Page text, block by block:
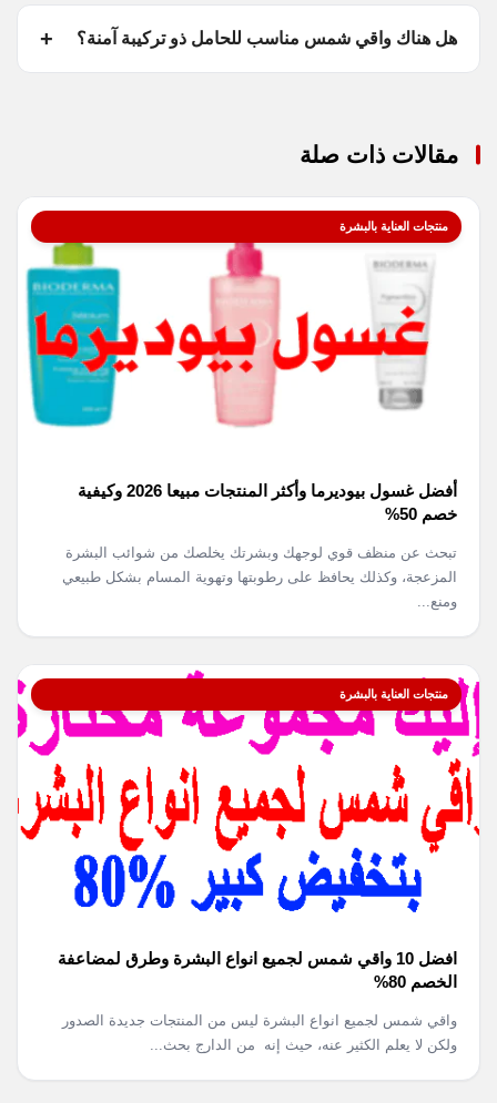
هل هناك واقي شمس مناسب للحامل ذو تركيبة آمنة؟
مقالات ذات صلة
منتجات العناية بالبشرة
أفضل غسول بيوديرما وأكثر المنتجات مبيعا 2026 وكيفية
خصم 50%
تبحث عن منظف قوي لوجهك وبشرتك يخلصك من شوائب البشرة
المزعجة، وكذلك يحافظ على رطوبتها وتهوية المسام بشكل طبيعي
ومنع...
منتجات العناية بالبشرة
افضل 10 واقي شمس لجميع انواع البشرة وطرق لمضاعفة
الخصم 80%
واقي شمس لجميع انواع البشرة ليس من المنتجات جديدة الصدور
ولكن لا يعلم الكثير عنه، حيث إنه من الدارج بحث...